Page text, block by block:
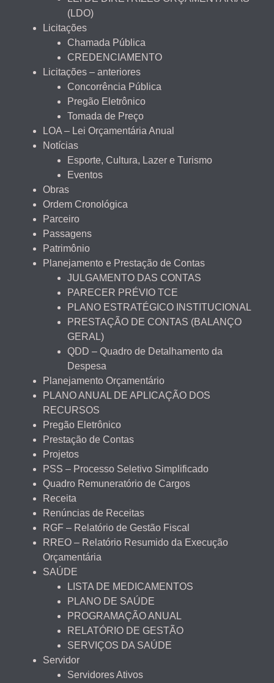
(LDO)
Licitações
Chamada Pública
CREDENCIAMENTO
Licitações – anteriores
Concorrência Pública
Pregão Eletrônico
Tomada de Preço
LOA – Lei Orçamentária Anual
Notícias
Esporte, Cultura, Lazer e Turismo
Eventos
Obras
Ordem Cronológica
Parceiro
Passagens
Patrimônio
Planejamento e Prestação de Contas
JULGAMENTO DAS CONTAS
PARECER PRÉVIO TCE
PLANO ESTRATÉGICO INSTITUCIONAL
PRESTAÇÃO DE CONTAS (BALANÇO
GERAL)
QDD – Quadro de Detalhamento da
Despesa
Planejamento Orçamentário
PLANO ANUAL DE APLICAÇÃO DOS
RECURSOS
Pregão Eletrônico
Prestação de Contas
Projetos
PSS – Processo Seletivo Simplificado
Quadro Remuneratório de Cargos
Receita
Renúncias de Receitas
RGF – Relatório de Gestão Fiscal
RREO – Relatório Resumido da Execução
Orçamentária
SAÚDE
LISTA DE MEDICAMENTOS
PLANO DE SAÚDE
PROGRAMAÇÃO ANUAL
RELATÓRIO DE GESTÃO
SERVIÇOS DA SAÚDE
Servidor
Servidores Ativos